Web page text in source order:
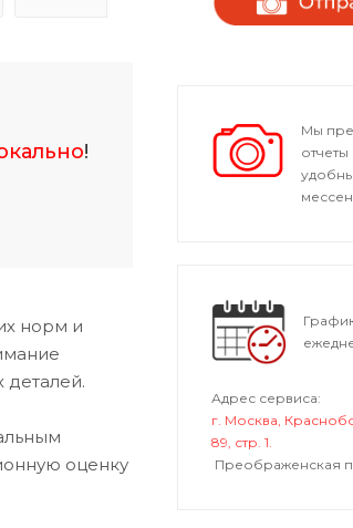
!
норм и
деталей.
оценку
Мы
Адрес сервиса:
г. Москва,
89, стр. 1.
Преображенская